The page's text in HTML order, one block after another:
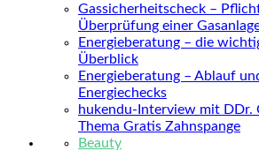
Gassicherheitscheck –
Überprüfung einer
Energieberatung – die
Überblick
Energieberatung – Ablauf
Energiechecks
hukendu-Interview mit DDr.
Thema Gratis Zahnspange
Beauty